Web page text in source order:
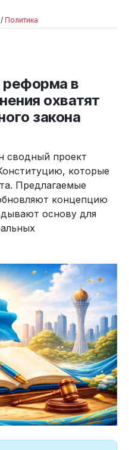
/ Политика
реформа в
охватят
закона
сводный проект
которые
Предлагаемые
концепцию
основу для